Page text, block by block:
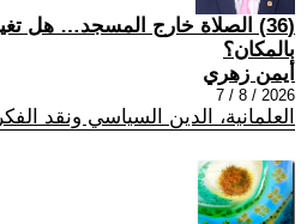
(36) الصلاة خارج المسجد… هل
بالمكان؟
أيمن زهري
2026 / 8 / 7
العلمانية، الدين السياسي ونقد